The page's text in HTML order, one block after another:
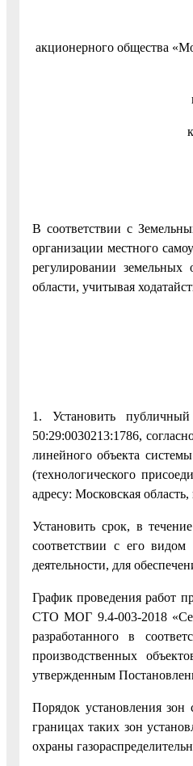
акционерного общества
В соответствии с
организации местного
регулировании земельных
области, учитывая
1. Установить
50:29:0030213:1786,
линейного объекта
(технологического
адресу: Московская
Установить срок, в
соответствии с его видом
деятельности, для
График проведения работ
СТО МОГ 9.4-003-2018
разработанного в
производственных
утвержденным
Порядок установления
границах таких зон
охраны